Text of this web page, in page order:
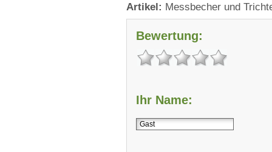
Artikel: Messbecher und
Bewertung:
Ihr Name: